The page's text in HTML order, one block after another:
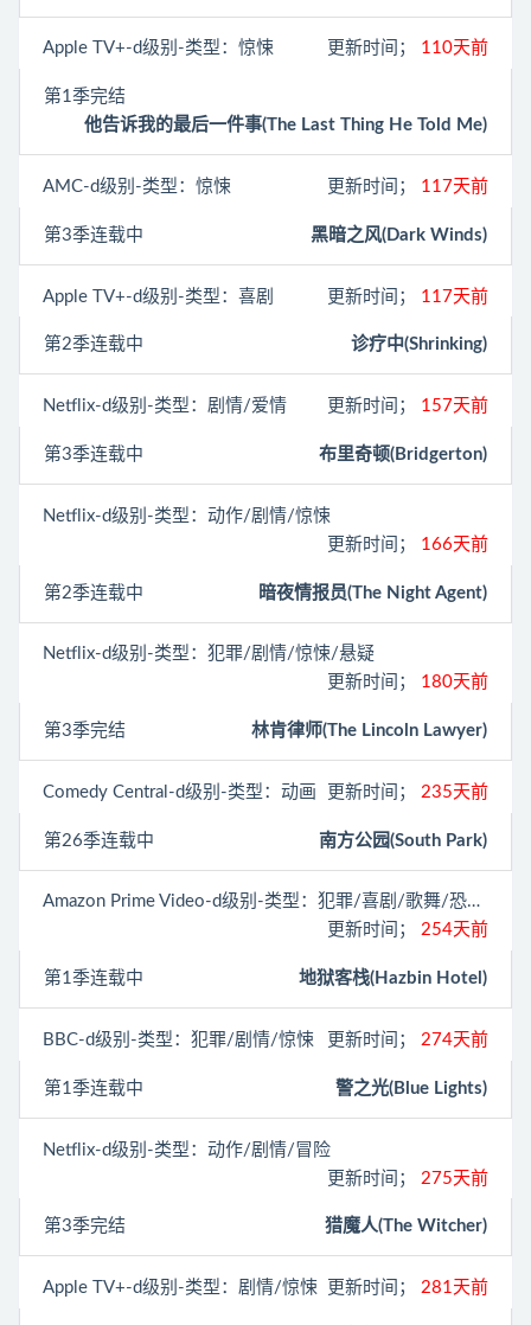
Apple TV+-d级别-类型：惊悚 更新时间； 110天前
第1季完结
他告诉我的最后一件事(The Last Thing He Told Me)
AMC-d级别-类型：惊悚 更新时间； 117天前
第3季连载中 黑暗之风(Dark Winds)
Apple TV+-d级别-类型：喜剧 更新时间； 117天前
第2季连载中 诊疗中(Shrinking)
Netflix-d级别-类型：剧情/爱情 更新时间； 157天前
第3季连载中 布里奇顿(Bridgerton)
Netflix-d级别-类型：动作/剧情/惊悚
更新时间；
166天前
第2季连载中 暗夜情报员(The Night Agent)
Netflix-d级别-类型：犯罪/剧情/惊悚/悬疑
更新时间；
180天前
第3季完结 林肯律师(The Lincoln Lawyer)
Comedy Central -d级别-类型：动画 更新时间； 235天前
第26季连载中 南方公园(South Park)
Amazon Prime Video-d级别-类型：犯罪/喜剧/歌舞/恐怖/动画/奇幻
更新时间；
254天前
第1季连载中 地狱客栈(Hazbin Hotel)
BBC-d级别-类型：犯罪/剧情/惊悚 更新时间； 274天前
第1季连载中 警之光(Blue Lights)
Netflix-d级别-类型：动作/剧情/冒险
更新时间；
275天前
第3季完结 猎魔人(The Witcher)
Apple TV+-d级别-类型：剧情/惊悚 更新时间； 281天前